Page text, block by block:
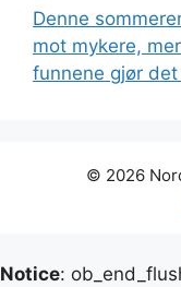
Denne
mot mykere,
funnene gjør
© 2026
Notice: